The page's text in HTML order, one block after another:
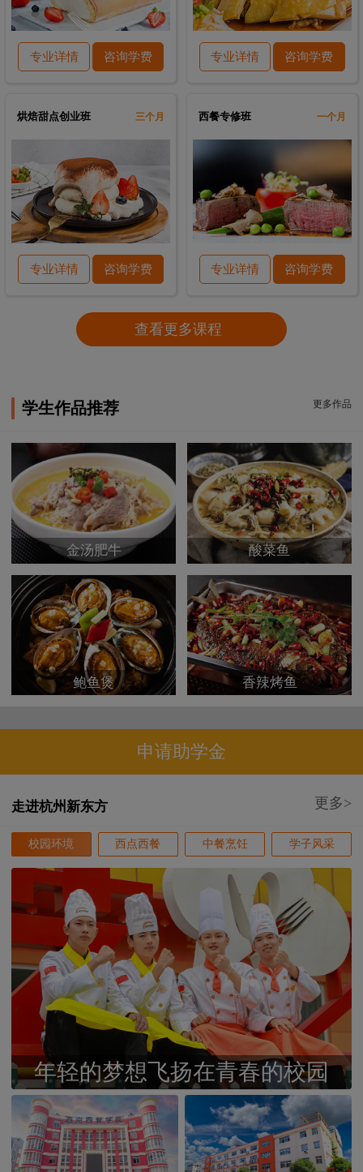
专业详情 咨询学费 专业详情 咨询学费
烘焙甜点创业班 三个月
专业详情 咨询学费
西餐专修班 一个月
专业详情 咨询学费
查看更多课程
学生作品推荐 更多作品
金汤肥牛 酸菜鱼
鲍鱼煲 香辣烤鱼
申请助学金
走进杭州新东方 更多>
校园环境 西点西餐 中餐烹饪 学子风采
年轻的梦想飞扬在青春的校园